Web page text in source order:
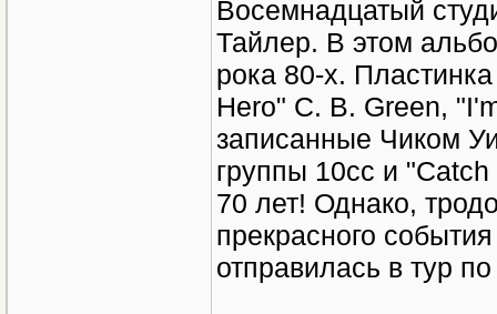
Восемнадцатый
Тайлер. В этом
рока 80-х.
Hero" C. B. Green,
записанные Чиком
группы 10cc и
70 лет! Однако,
прекрасного
отправилась в тур